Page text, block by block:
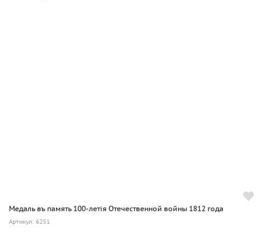
Медаль въ память 100-летiя Отечественной войны 1812 года
Артикул: 6251